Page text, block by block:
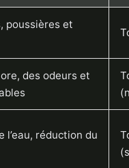
poussières et
des odeurs et
l’eau, réduction du